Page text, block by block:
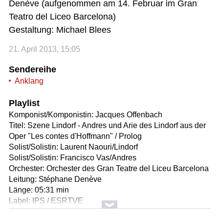
Denève (aufgenommen am 14. Februar im Gran
Teatro del Liceo Barcelona)
Gestaltung: Michael Blees
21. April 2013, 15:05
Sendereihe
Anklang
Playlist
Komponist/Komponistin: Jacques Offenbach
Titel: Szene Lindorf - Andres und Arie des Lindorf aus der
Oper "Les contes d'Hoffmann" / Prolog
Solist/Solistin: Laurent Naouri/Lindorf
Solist/Solistin: Francisco Vas/Andres
Orchester: Orchester des Gran Teatre del Liceu Barcelona
Leitung: Stéphane Denève
Länge: 05:31 min
Label: IPS / ESRTVE